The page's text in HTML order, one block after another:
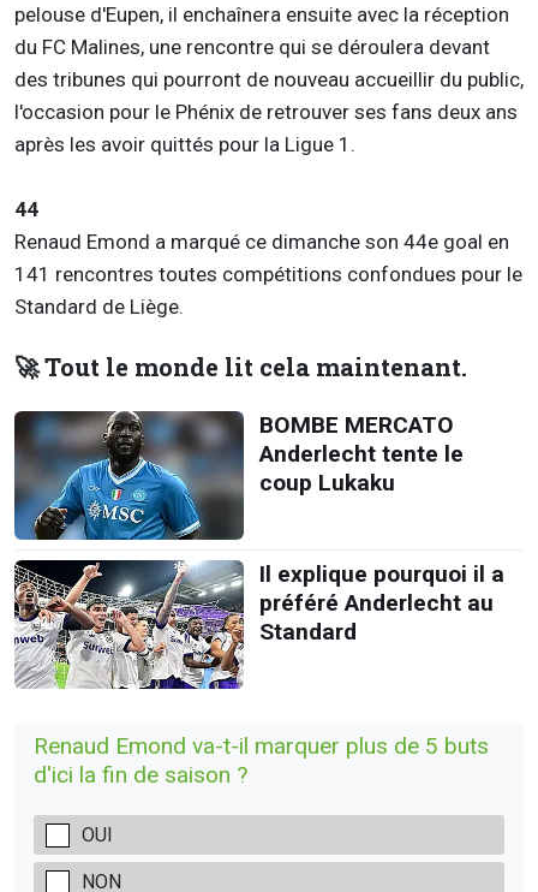
pelouse d'Eupen, il enchaînera ensuite avec la réception
du FC Malines, une rencontre qui se déroulera devant
des tribunes qui pourront de nouveau accueillir du public,
l'occasion pour le Phénix de retrouver ses fans deux ans
après les avoir quittés pour la Ligue 1.
44
Renaud Emond a marqué ce dimanche son 44e goal en
141 rencontres toutes compétitions confondues pour le
Standard de Liège.
🚀 Tout le monde lit cela maintenant.
BOMBE MERCATO
Anderlecht tente le
coup Lukaku
Il explique pourquoi il a
préféré Anderlecht au
Standard
Renaud Emond va-t-il marquer plus de 5 buts
d'ici la fin de saison ?
OUI
NON